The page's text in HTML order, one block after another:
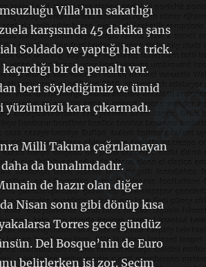
Villa’nın sakatlığı
karşısında 45 dakika şans
Soldado ve yaptığı hat trick.
bir de penaltı var.
beri söylediğimiz ve ümid
kara çıkarmadı.
Milli Takıma çağrılamayan
da bunalımdadır.
de hazır olan diğer
Nisan sonu gibi dönüp kısa
Torres gece gündüz
Del Bosque’nin de Euro
belirlerken işi zor. Seçim